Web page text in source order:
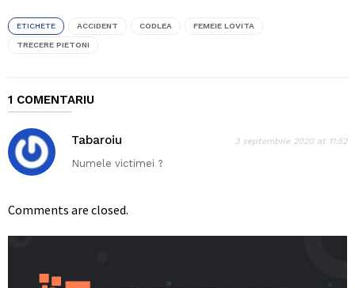
ETICHETE ACCIDENT CODLEA FEMEIE LOVITA
TRECERE PIETONI
1 COMENTARIU
Tabaroiu 3 septembrie 2020 at 11:52
Numele victimei ?
Comments are closed.